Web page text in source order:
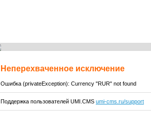
Неперехваченное исключение
Ошибка (privateException): Currency "RUR" not found
Поддержка пользователей UMI.CMS umi-cms.ru/support